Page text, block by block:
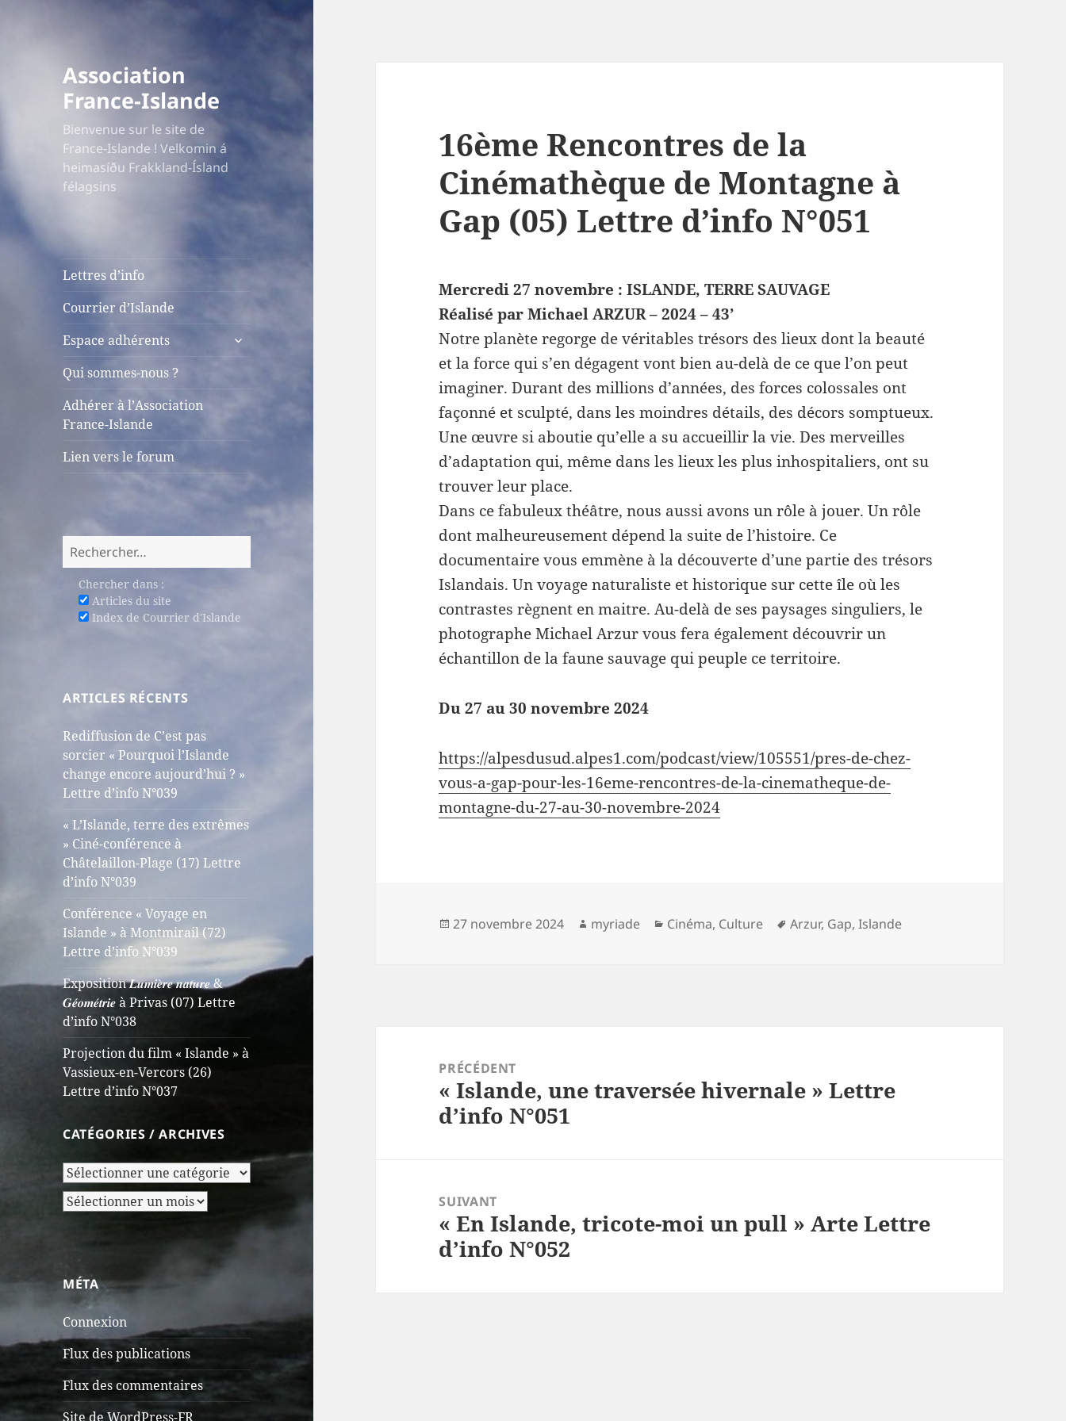
Association
France-Islande
Bienvenue sur le site de
France-Islande ! Velkomin á
heimasíðu Frakkland-Ísland
félagsins
Lettres d’info
Courrier d’Islande
Espace adhérents
ouvrir
menu
Qui sommes-nous ?
Adhérer à l’Association
France-Islande
Lien vers le forum
Rechercher :
Chercher dans :
Articles du site
Index de Courrier d'Islande
ARTICLES RÉCENTS
Rediffusion de C’est pas
sorcier « Pourquoi l’Islande
change encore aujourd’hui ? »
Lettre d’info N°039
« L’Islande, terre des extrêmes
» Ciné-conférence à
Châtelaillon-Plage (17) Lettre
d’info N°039
Conférence « Voyage en
Islande » à Montmirail (72)
Lettre d’info N°039
Exposition 𝑳𝒖𝒎𝒊𝒆̀𝒓𝒆 𝒏𝒂𝒕𝒖𝒓𝒆 &
𝑮𝒆́𝒐𝒎𝒆́𝒕𝒓𝒊𝒆 à Privas (07) Lettre
d’info N°038
Projection du film « Islande » à
Vassieux-en-Vercors (26)
Lettre d’info N°037
CATÉGORIES / ARCHIVES
Catégories
/
Archives
Archives
MÉTA
Connexion
Flux des publications
Flux des commentaires
Site de WordPress-FR
16ème Rencontres de la
Cinémathèque de Montagne à
Gap (05) Lettre d’info N°051
Mercredi 27 novembre : ISLANDE, TERRE SAUVAGE
Réalisé par Michael ARZUR – 2024 – 43’
Notre planète regorge de véritables trésors des lieux dont la beauté
et la force qui s’en dégagent vont bien au-delà de ce que l’on peut
imaginer. Durant des millions d’années, des forces colossales ont
façonné et sculpté, dans les moindres détails, des décors somptueux.
Une œuvre si aboutie qu’elle a su accueillir la vie. Des merveilles
d’adaptation qui, même dans les lieux les plus inhospitaliers, ont su
trouver leur place.
Dans ce fabuleux théâtre, nous aussi avons un rôle à jouer. Un rôle
dont malheureusement dépend la suite de l’histoire. Ce
documentaire vous emmène à la découverte d’une partie des trésors
Islandais. Un voyage naturaliste et historique sur cette île où les
contrastes règnent en maitre. Au-delà de ses paysages singuliers, le
photographe Michael Arzur vous fera également découvrir un
échantillon de la faune sauvage qui peuple ce territoire.
Du 27 au 30 novembre 2024
https://alpesdusud.alpes1.com/podcast/view/105551/pres-de-chez-
vous-a-gap-pour-les-16eme-rencontres-de-la-cinematheque-de-
montagne-du-27-au-30-novembre-2024
Publié
27 novembre 2024 Auteur
myriade Catégories
Cinéma, Culture
Mots-
Arzur, Gap,Islande
PRÉCÉDENT
Article
précédent :
« Islande, une traversée hivernale » Lettre
d’info N°051
SUIVANT
Article
suivant :
« En Islande, tricote-moi un pull » Arte Lettre
d’info N°052